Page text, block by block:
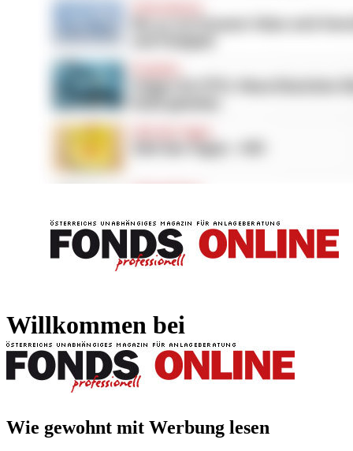
Willkommen bei
Wie gewohnt mit Werbung lesen